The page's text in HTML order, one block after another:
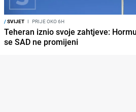
/SVIJET I PRIJE OKO 6H
Teheran iznio svoje zahtjeve:
se SAD ne promijeni